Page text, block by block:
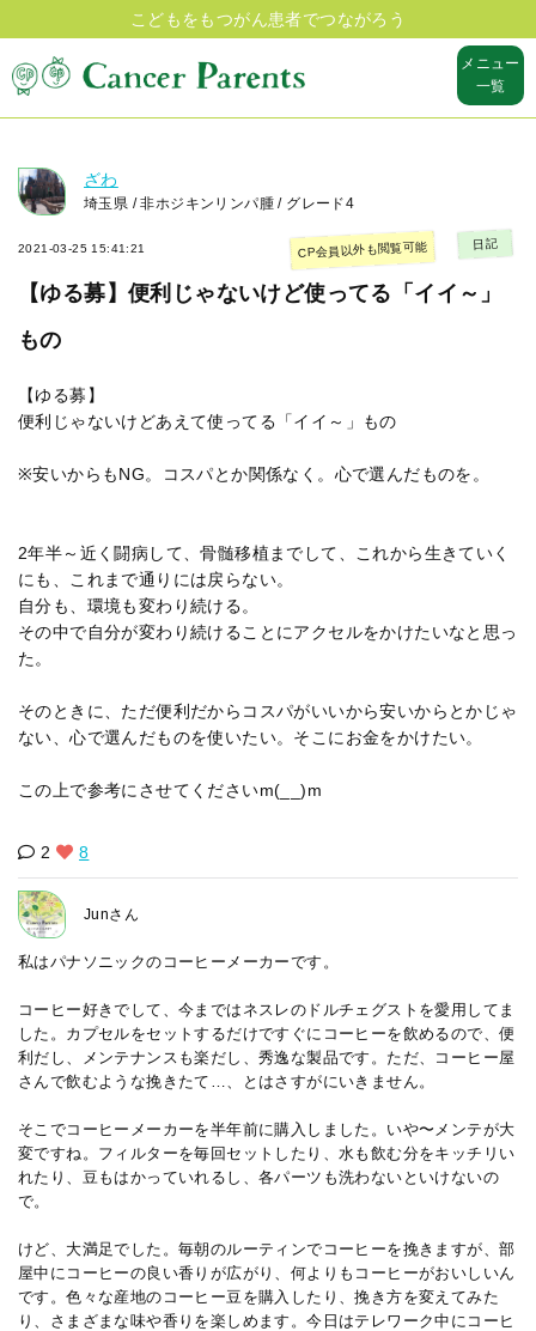
こどもをもつがん患者でつながろう
メニュー
一覧
ざわ
埼玉県 / 非ホジキンリンパ腫 / グレード4
2021-03-25 15:41:21
【ゆる募】便利じゃないけど使ってる「イイ～」
もの
CP会員以外も閲覧可能 日記
【ゆる募】
便利じゃないけどあえて使ってる「イイ～」もの
※安いからもNG。コスパとか関係なく。心で選んだものを。
2年半～近く闘病して、骨髄移植までして、これから生きていく
にも、これまで通りには戻らない。
自分も、環境も変わり続ける。
その中で自分が変わり続けることにアクセルをかけたいなと思っ
た。
そのときに、ただ便利だからコスパがいいから安いからとかじゃ
ない、心で選んだものを使いたい。そこにお金をかけたい。
この上で参考にさせてくださいm(__)m
2 8
Junさん
私はパナソニックのコーヒーメーカーです。
コーヒー好きでして、今まではネスレのドルチェグストを愛用してま
した。カプセルをセットするだけですぐにコーヒーを飲めるので、便
利だし、メンテナンスも楽だし、秀逸な製品です。ただ、コーヒー屋
さんで飲むような挽きたて…、とはさすがにいきません。
そこでコーヒーメーカーを半年前に購入しました。いや〜メンテが大
変ですね。フィルターを毎回セットしたり、水も飲む分をキッチリい
れたり、豆もはかっていれるし、各パーツも洗わないといけないの
で。
けど、大満足でした。毎朝のルーティンでコーヒーを挽きますが、部
屋中にコーヒーの良い香りが広がり、何よりもコーヒーがおいしいん
です。色々な産地のコーヒー豆を購入したり、挽き方を変えてみた
り、さまざまな味や香りを楽しめます。今日はテレワーク中にコーヒ